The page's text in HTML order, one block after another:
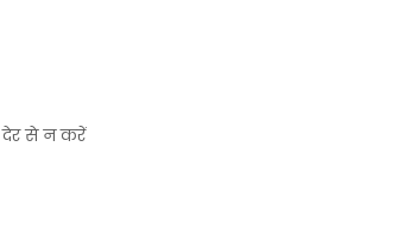
देर से न करें